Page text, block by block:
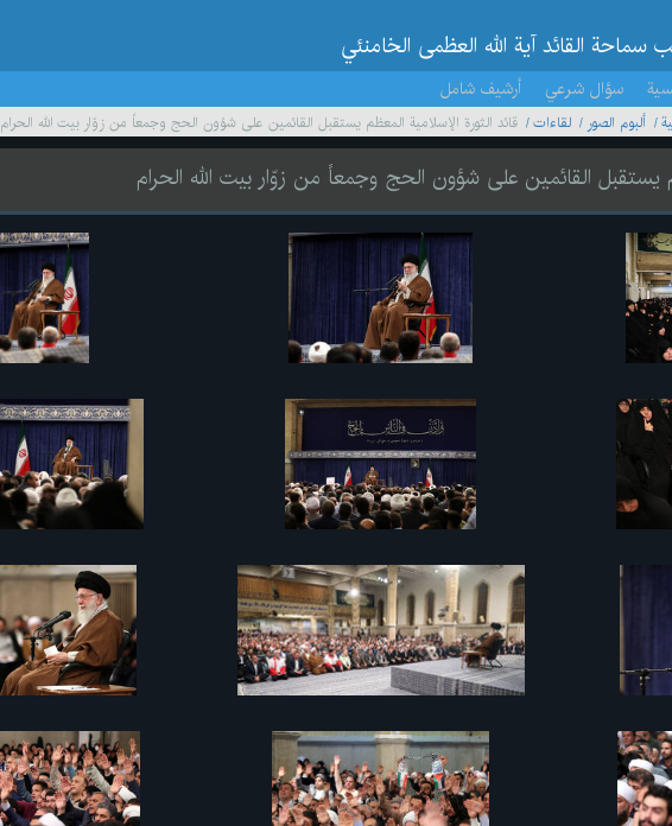
القائد آية الله العظمى الخامنئي
سؤال شرعي أرشيف شامل
ألبوم الصور لقاءات قائد الثورة الإسلامية المعظم يستقبل القائمين على شؤون الحج وجمعاً من زوّار بيت الله الحرام
يستقبل القائمين على شؤون الحج وجمعاً من زوّار بيت الله الحرام